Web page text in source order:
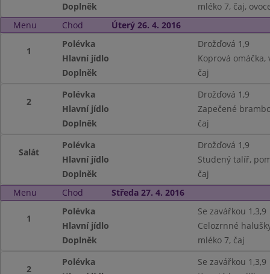
Doplněk
mléko 7, čaj,
Menu
Chod Úterý 26. 4. 2016
1
Polévka
Drožďová 1,9
Hlavní jídlo
Koprová
Doplněk
čaj
2
Polévka
Drožďová 1,9
Hlavní jídlo
Zapečené
Doplněk
čaj
Salát
Polévka
Drožďová 1,9
Hlavní jídlo
Studený talíř,
Doplněk
čaj
Menu
Chod Středa 27. 4. 2016
1
Polévka
Se zavářkou 1,3,9
Hlavní jídlo
Celozrnné
Doplněk
mléko 7, čaj
2
Polévka
Se zavářkou 1,3,9